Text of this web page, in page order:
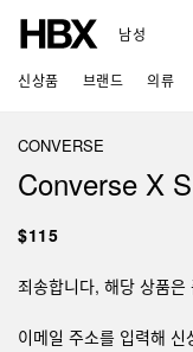
남성
신상품 브랜드 의류
CONVERSE
Converse X
$115
죄송합니다, 해당 상품은
이메일 주소를 입력해